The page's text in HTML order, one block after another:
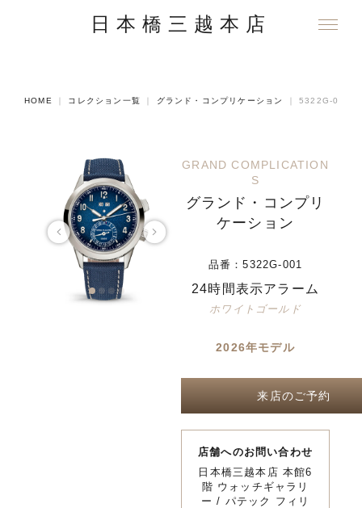
日本橋三越本店
HOME コレクション一覧 グランド・コンプリケーション ｜5322G-001
GRAND COMPLICATION
S
グランド・コンプリ
ケーション
品番：5322G-001
24時間表示アラーム
ホワイトゴールド
2026年モデル
来店のご予約
店舗へのお問い合わせ
日本橋三越本店 本館6
階 ウォッチギャラリ
ー / パテック フィリ